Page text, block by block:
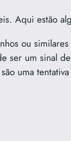
Aqui estão
ou
ser um sinal
uma